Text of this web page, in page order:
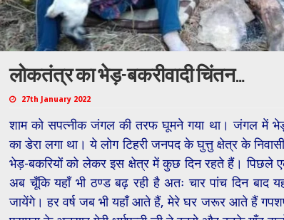
लोकतंत्र का भेड़-बकरीवादी चिंतन…
27th January 2022
शाम को सपत्नीक जंगल की तरफ घूमने गया था। जंगल में भेड़-
का डेरा लगा था। ये लोग टिहरी जनपद के घुत्तु क्षेत्र के
भेड़-बकरियों को लेकर इस क्षेत्र में कुछ दिन रहते हैं। पिछले
अब चूँकि यहाँ भी ठण्ड बढ़ रही है अतः चार पांच दिन बाद
जायेंगे। हर वर्ष जब भी यहाँ आते हैं, मेरे घर जरूर आते हैं